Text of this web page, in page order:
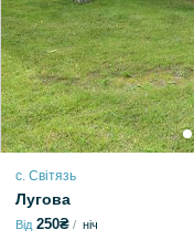
с. Світязь
Лугова
Від 250₴ ніч